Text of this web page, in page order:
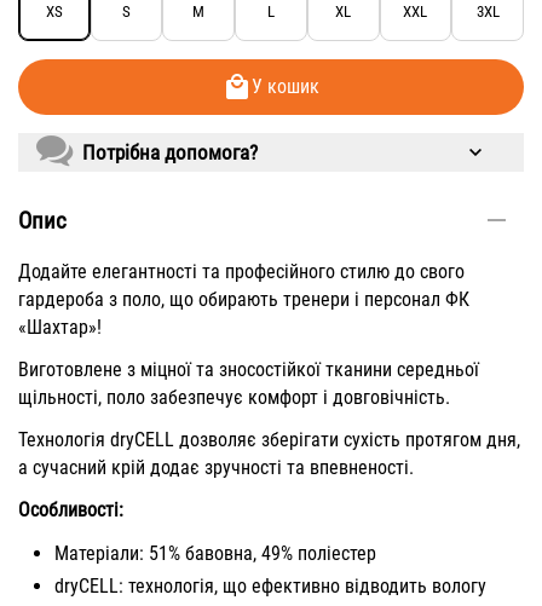
XS S M L XL XXL 3XL
У кошик
Потрібна допомога?
Опис
Додайте елегантності та професійного стилю до свого
гардероба з поло, що обирають тренери і персонал ФК
«Шахтар»!
Виготовлене з міцної та зносостійкої тканини середньої
щільності, поло забезпечує комфорт і довговічність.
Технологія dryCELL дозволяє зберігати сухість протягом дня,
а сучасний крій додає зручності та впевненості.
Особливості:
Матеріали: 51% бавовна, 49% поліестер
dryCELL: технологія, що ефективно відводить вологу